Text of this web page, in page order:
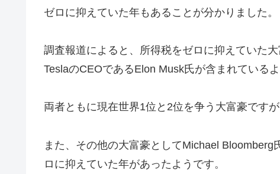
ゼロに抑えていた年もあることが分かりました。
調査報道によると、所得税をゼロに抑えていた
TeslaのCEOであるElon Musk氏が含まれているよ
両者ともに現在世界1位と2位を争う大富豪です
また、その他の大富豪としてMichael
ロに抑えていた年があったようです。